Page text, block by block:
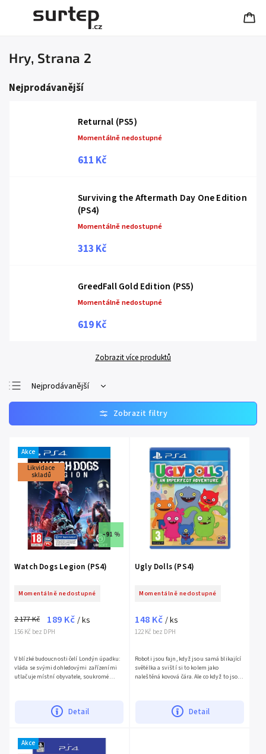
Hry, Strana 2
Nejprodávanější
Returnal (PS5)
Momentálně nedostupné
611 Kč
Surviving the Aftermath Day One Edition
(PS4)
Momentálně nedostupné
313 Kč
GreedFall Gold Edition (PS5)
Momentálně nedostupné
619 Kč
Zobrazit více produktů
Nejprodávanější
Nejlevnější
Nejdražší
Akce
Likvidace
skladů
–91 %
Watch Dogs Legion (PS4)
Momentálně nedostupné
156 Kč bez DPH
2 177 Kč 189 Kč / ks
Detail
V blízké budoucnosti čelí Londýn úpadku:
vláda se svými dohledovými zařízeními
utlačuje místní obyvatele, soukromé
Ugly Dolls (PS4)
Momentálně nedostupné
122 Kč bez DPH
148 Kč / ks
Detail
Roboti jsou fajn, když jsou samá blikající
světélka a sviští si to kolem jako
naleštěná kovová čára. Ale co když to jsou
Akce